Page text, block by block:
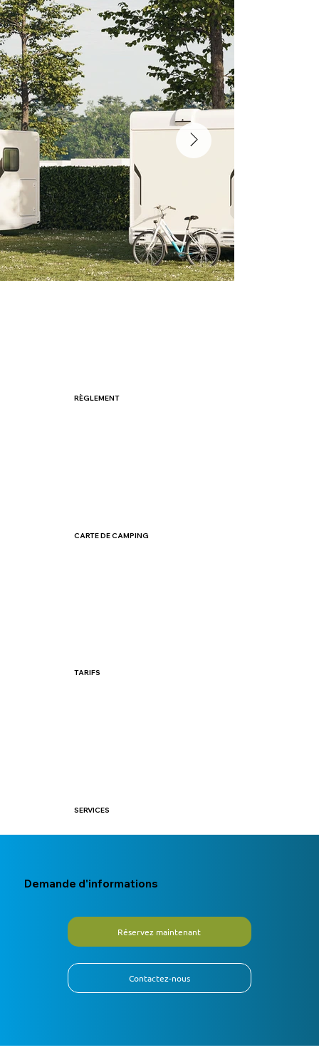
RÈGLEMENT
CARTE DE CAMPING
TARIFS
SERVICES
Demande d'informations
Contactez-nous
Réservez maintenant